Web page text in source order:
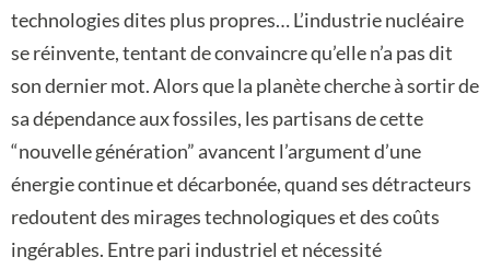
technologies dites plus propres… L’industrie nucléaire
se réinvente, tentant de convaincre qu’elle n’a pas dit
son dernier mot. Alors que la planète cherche à sortir de
sa dépendance aux fossiles, les partisans de cette
“nouvelle génération” avancent l’argument d’une
énergie continue et décarbonée, quand ses détracteurs
redoutent des mirages technologiques et des coûts
ingérables. Entre pari industriel et nécessité